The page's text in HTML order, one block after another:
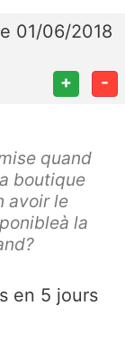
01/06/2018
+ -
quand
boutique
avoir le
la
en 5 jours